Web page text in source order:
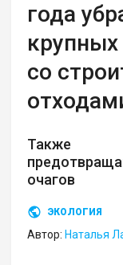
года
со
Также
очагов
ЭКОЛОГИЯ
Автор: Наталья